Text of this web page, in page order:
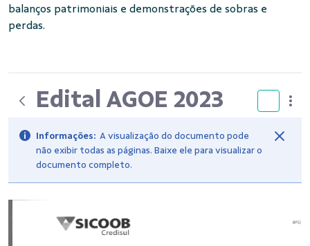
balanços patrimoniais e demonstrações de sobras e
perdas.
Edital AGOE 2023
Informações: A visualização do documento pode
não exibir todas as páginas. Baixe ele para visualizar o
documento completo.